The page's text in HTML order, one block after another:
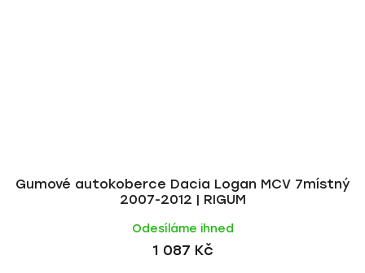
Gumové autokoberce Dacia Logan MCV 7místný
2007-2012 | RIGUM
Odesíláme ihned
1 087 Kč